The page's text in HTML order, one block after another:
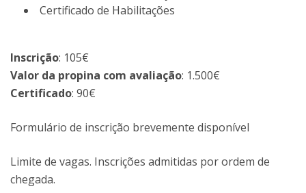
Certificado de Habilitações
Inscrição: 105€
Valor da propina com avaliação: 1.500€
Certificado: 90€
Formulário de inscrição brevemente disponível
Limite de vagas. Inscrições admitidas por ordem de
chegada.